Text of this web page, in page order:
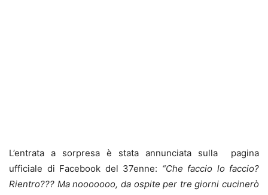
L’entrata a sorpresa è stata annunciata sulla pagina
ufficiale di Facebook del 37enne: “Che faccio lo faccio?
Rientro??? Ma nooooooo, da ospite per tre giorni cucinerò